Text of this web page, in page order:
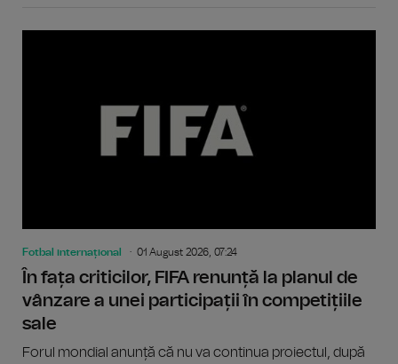
Fotbal internațional 01 August 2026, 07:24
În fața criticilor, FIFA renunță la planul de
vânzare a unei participații în competițiile
sale
Forul mondial anunță că nu va continua proiectul, după